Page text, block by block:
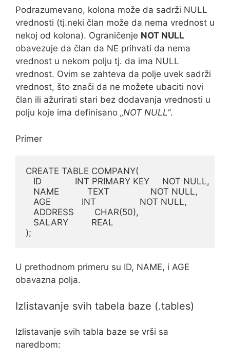
Podrazumevano, kolona može da sadrži NULL
vrednosti (tj.neki član može da nema vrednost u
nekoj od kolona). Ograničenje NOT NULL
obavezuje da član da NE prihvati da nema
vrednost u nekom polju tj. da ima NULL
vrednost. Ovim se zahteva da polje uvek sadrži
vrednost, što znači da ne možete ubaciti novi
član ili ažurirati stari bez dodavanja vrednosti u
polju koje ima definisano „NOT NULL“.
Primer
CREATE TABLE COMPANY(
   ID             INT PRIMARY KEY     NOT NULL,
   NAME           TEXT                NOT NULL,
   AGE            INT                 NOT NULL,
   ADDRESS        CHAR(50),
   SALARY         REAL
);
U prethodnom primeru su ID, NAME, i AGE
obavazna polja.
Izlistavanje svih tabela baze (.tables)
Izlistavanje svih tabla baze se vrši sa
naredbom: